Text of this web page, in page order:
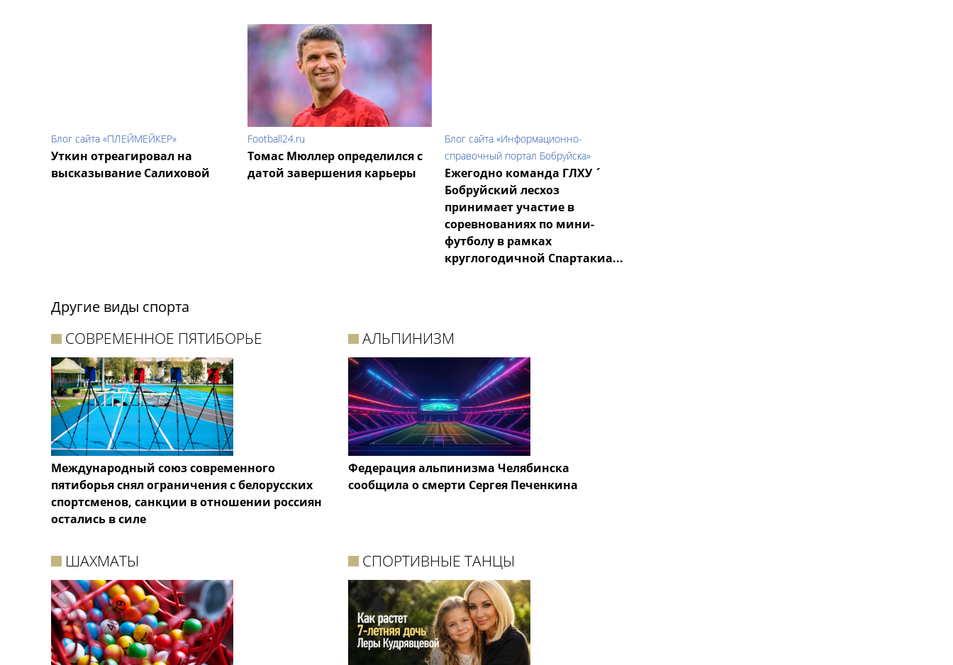
Блог сайта «ПЛЕЙМЕЙКЕР»
Уткин отреагировал на
высказывание Салиховой
Football24.ru
Томас Мюллер определился с
датой завершения карьеры
Блог сайта «Информационно-
справочный портал Бобруйска»
Ежегодно команда ГЛХУ ´
Бобруйский лесхоз
принимает участие в
соревнованиях по мини-
футболу в рамках
круглогодичной Спартакиа...
Другие виды спорта
СОВРЕМЕННОЕ ПЯТИБОРЬЕ
Международный союз современного
пятиборья снял ограничения с белорусских
спортсменов, санкции в отношении россиян
остались в силе
АЛЬПИНИЗМ
Федерация альпинизма Челябинска
сообщила о смерти Сергея Печенкина
ШАХМАТЫ СПОРТИВНЫЕ ТАНЦЫ